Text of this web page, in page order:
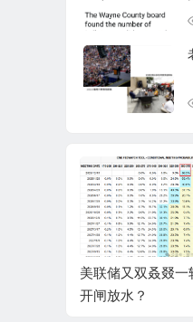
美联储又双叒叕一
开闸放水？